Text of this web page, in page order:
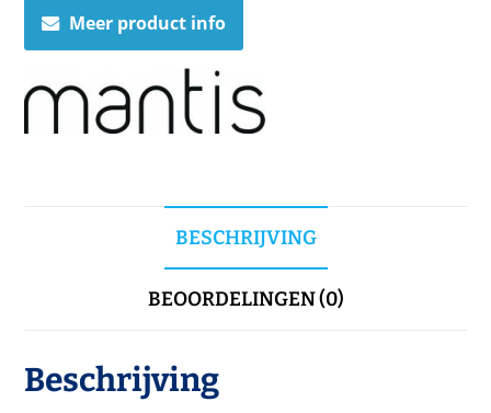
Meer product info
BESCHRIJVING
BEOORDELINGEN (0)
Beschrijving